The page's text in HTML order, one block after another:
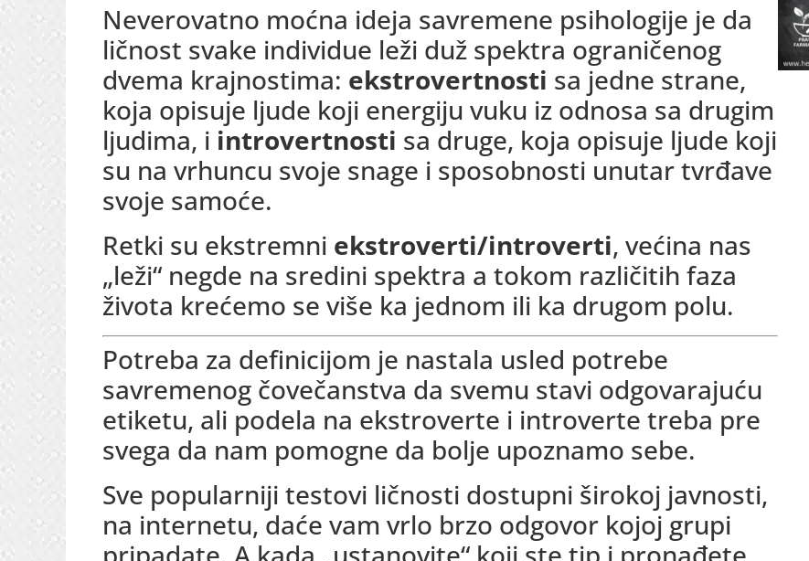
Neverovatno moćna ideja savremene psihologije je da
ličnost svake individue leži duž spektra ograničenog
dvema krajnostima: ekstrovertnosti sa jedne strane,
koja opisuje ljude koji energiju vuku iz odnosa sa drugim
ljudima, i introvertnosti sa druge, koja opisuje ljude koji
su na vrhuncu svoje snage i sposobnosti unutar tvrđave
svoje samoće.
Retki su ekstremni ekstroverti/introverti, većina nas
„leži“ negde na sredini spektra a tokom različitih faza
života krećemo se više ka jednom ili ka drugom polu.
Potreba za definicijom je nastala usled potrebe
savremenog čovečanstva da svemu stavi odgovarajuću
etiketu, ali podela na ekstroverte i introverte treba pre
svega da nam pomogne da bolje upoznamo sebe.
Sve popularniji testovi ličnosti dostupni širokoj javnosti,
na internetu, daće vam vrlo brzo odgovor kojoj grupi